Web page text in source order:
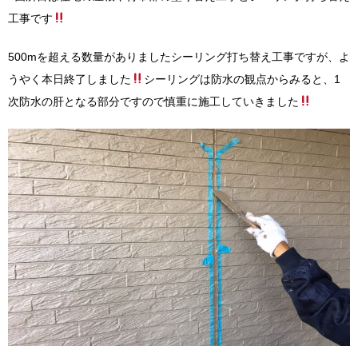
工事です
500mを超える数量がありましたシーリング打ち替え工事ですが、よ
うやく本日終了しました
シーリングは防水の観点からみると、1
次防水の肝となる部分ですので慎重に施工していきました